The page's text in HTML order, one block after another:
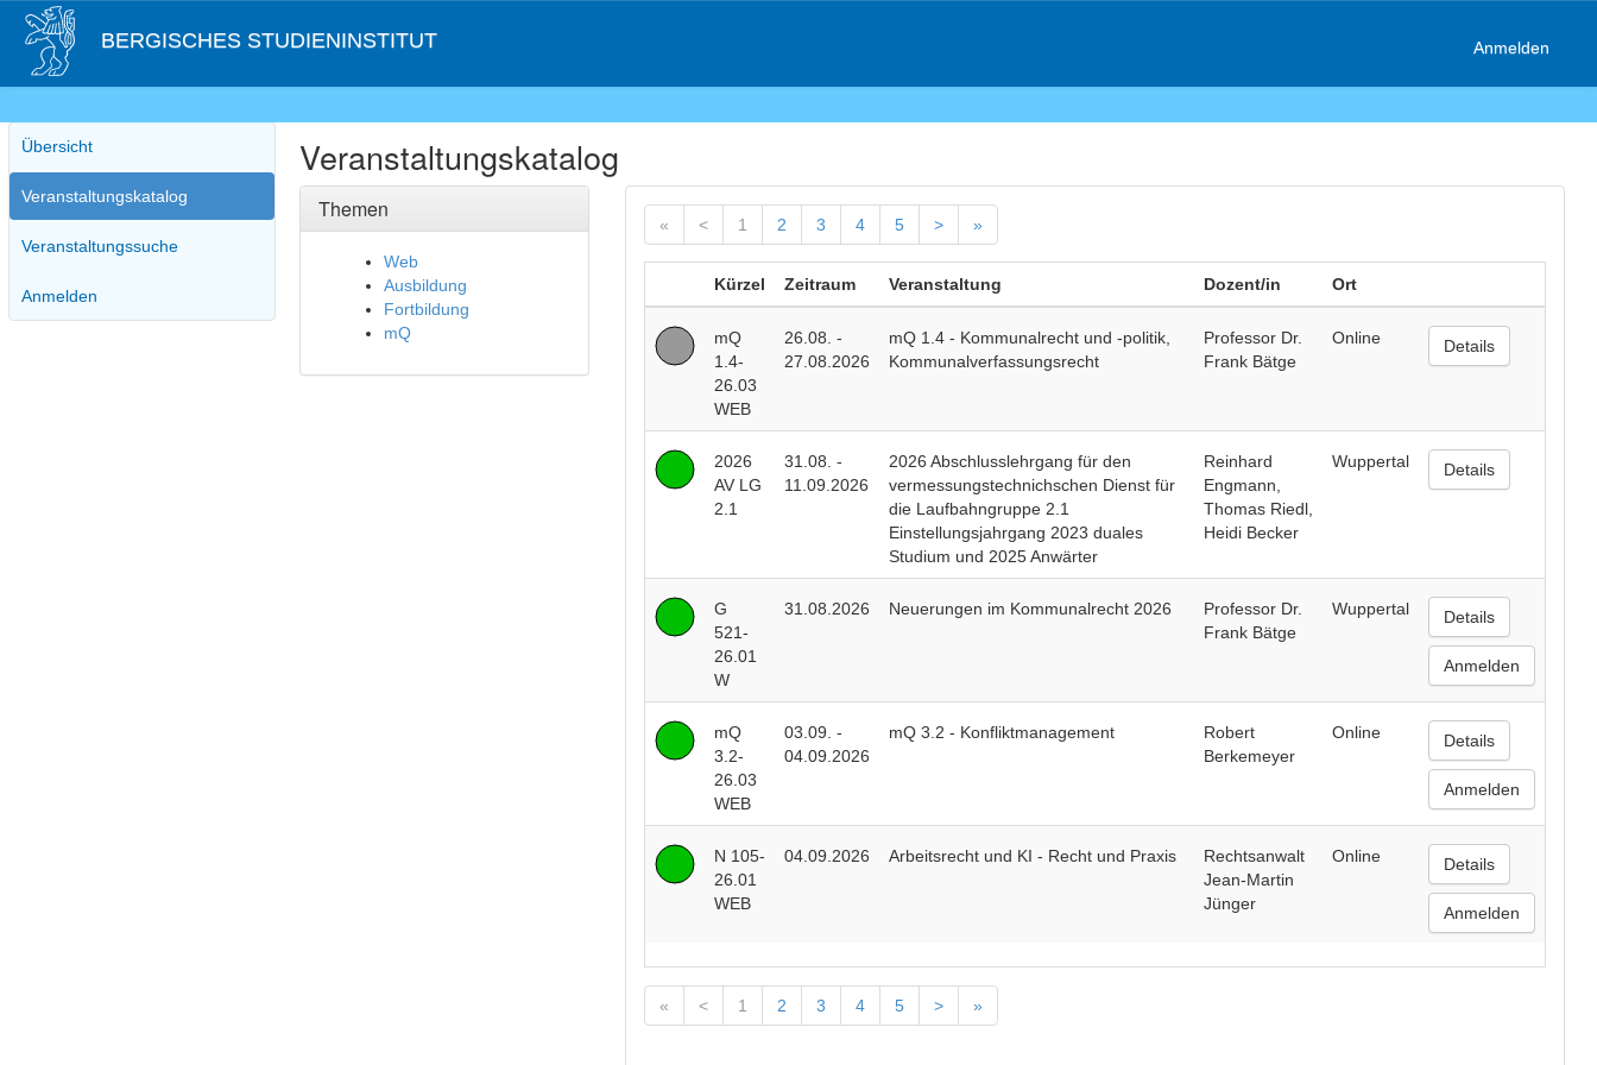
BERGISCHES STUDIENINSTITUT Anmelden
Übersicht
Veranstaltungskatalog
Veranstaltungssuche
Anmelden
Veranstaltungskatalog
Themen
Web
Ausbildung
Fortbildung
mQ
« < 1 2 3 4 5 > »
Kürzel Zeitraum Veranstaltung Dozent/in Ort
mQ
1.4-
26.03
WEB
26.08. -
27.08.2026
mQ 1.4 - Kommunalrecht und -politik,
Kommunalverfassungsrecht
Professor Dr.
Frank Bätge
Online Details
2026
AV LG
2.1
31.08. -
11.09.2026
2026 Abschlusslehrgang für den
vermessungstechnichschen Dienst für
die Laufbahngruppe 2.1
Einstellungsjahrgang 2023 duales
Studium und 2025 Anwärter
Reinhard
Engmann,
Thomas Riedl,
Heidi Becker
Wuppertal Details
G
521-
26.01
W
31.08.2026 Neuerungen im Kommunalrecht 2026
Professor Dr.
Frank Bätge
Wuppertal Details
Anmelden
mQ
3.2-
26.03
WEB
03.09. -
04.09.2026
mQ 3.2 - Konfliktmanagement
Robert
Berkemeyer
Online Details
Anmelden
N 105-
26.01
WEB
04.09.2026 Arbeitsrecht und KI - Recht und Praxis
Rechtsanwalt
Jean-Martin
Jünger
Online Details
Anmelden
« < 1 2 3 4 5 > »